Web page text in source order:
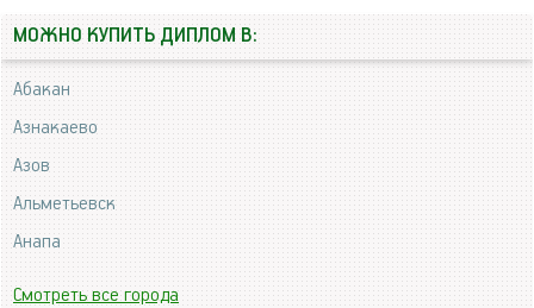
МОЖНО КУПИТЬ ДИПЛОМ В:
Абакан
Азнакаево
Азов
Альметьевск
Анапа
Смотреть все города